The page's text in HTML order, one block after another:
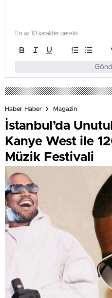
En az 10 karakter gerekli
Haber Haber Magazin
İstanbul’da
Kanye West ile
Müzik Festivali